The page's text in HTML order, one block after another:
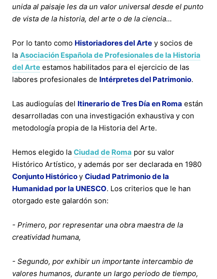
unida al paisaje les da un valor universal desde el punto
de vista de la historia, del arte o de la ciencia...
Por lo tanto como Historiadores del Arte y socios de
la Asociación Española de Profesionales de la Historia
del Arte estamos habilitados para el ejercicio de las
labores profesionales de Intérpretes del Patrimonio.
Las audioguías del Itinerario de Tres Día en Roma están
desarrolladas con una investigación exhaustiva y con
metodología propia de la Historia del Arte.
Hemos elegido la Ciudad de Roma por su valor
Histórico Artístico, y además por ser declarada en 1980
Conjunto Históricoy Ciudad Patrimonio de la
Humanidad por la UNESCO. Los criterios que le han
otorgado este galardón son:
- Primero, por representar una obra maestra de la
creatividad humana,
- Segundo, por exhibir un importante intercambio de
valores humanos, durante un largo periodo de tiempo,